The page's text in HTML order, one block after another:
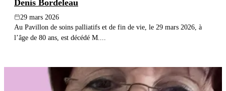
Denis Bordeleau
29 mars 2026
Au Pavillon de soins palliatifs et de fin de vie, le 29 mars 2026, à
l’âge de 80 ans, est décédé M....